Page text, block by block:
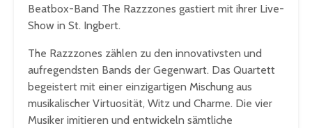
Beatbox-Band The Razzzones gastiert mit ihrer Live-
Show in St. Ingbert.
The Razzzones zählen zu den innovativsten und
aufregendsten Bands der Gegenwart. Das Quartett
begeistert mit einer einzigartigen Mischung aus
musikalischer Virtuosität, Witz und Charme. Die vier
Musiker imitieren und entwickeln sämtliche